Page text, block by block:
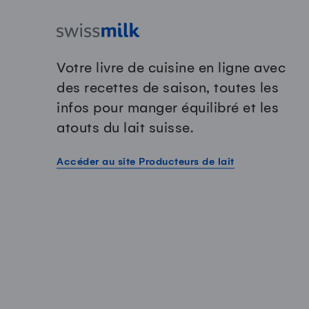
Votre livre de cuisine en ligne avec
des recettes de saison, toutes les
infos pour manger équilibré et les
atouts du lait suisse.
Accéder au site Producteurs de lait